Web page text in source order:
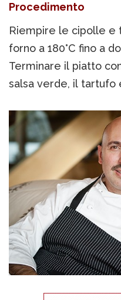
Procedimento
Riempire le cipolle e
forno a 180°C fino a
Terminare il piatto
salsa verde, il tartufo